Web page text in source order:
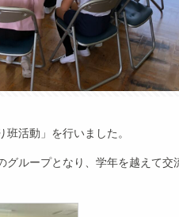
活動」を行いました。
グループとなり、学年を越えて交